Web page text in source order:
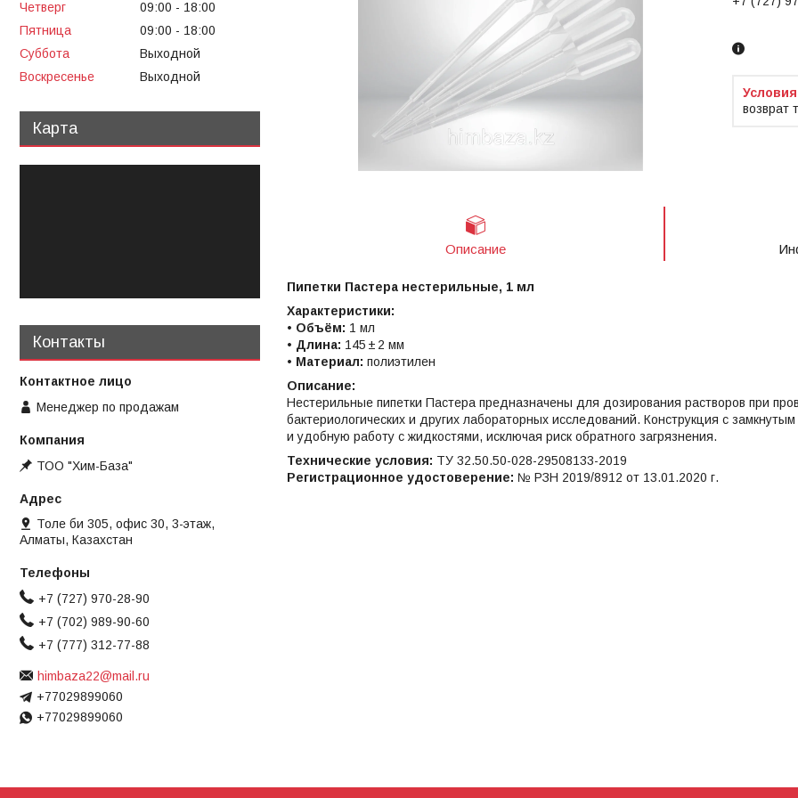
возврат
Описание
Пипетки Пастера нестерильные, 1 мл
Характеристики:
• Объём: 1 мл
• Длина: 145 ± 2 мм
• Материал: полиэтилен
Описание:
Нестерильные пипетки Пастера предназначены для дозирования растворов при
бактериологических и других лабораторных исследований. Конструкция с
и удобную работу с жидкостями, исключая риск обратного загрязнения.
Технические условия: ТУ 32.50.50-028-29508133-2019
Регистрационное удостоверение: № РЗН 2019/8912 от 13.01.2020 г.
Четверг 09:00
18:00
Пятница
09:00
18:00
Суббота
Выходной
Воскресенье
Выходной
Карта
Контакты
Менеджер по продажам
ТОО "Хим-База"
Толе би 305, офис 30, 3-этаж,
Алматы, Казахстан
+7 (727) 970-28-90
+7 (702) 989-90-60
+7 (777) 312-77-88
himbaza22@mail.ru
+77029899060
+77029899060